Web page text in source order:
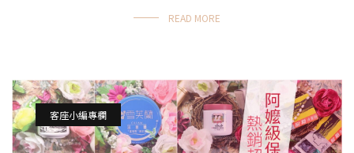
READ MORE
客座小編專欄